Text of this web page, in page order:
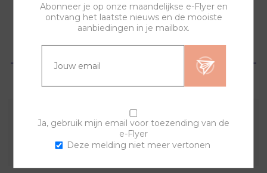
OVERZICHT
Combineer deze sierring met een van de andere
sierringen en horlogebanden voor een trendy horloge.
Abonneer je op onze maandelijkse e-Flyer en
ontvang het laatste nieuws en de mooiste
aanbiedingen in je mailbox.
Ja, gebruik mijn email voor toezending van de
e-Flyer
Deze melding niet meer vertonen